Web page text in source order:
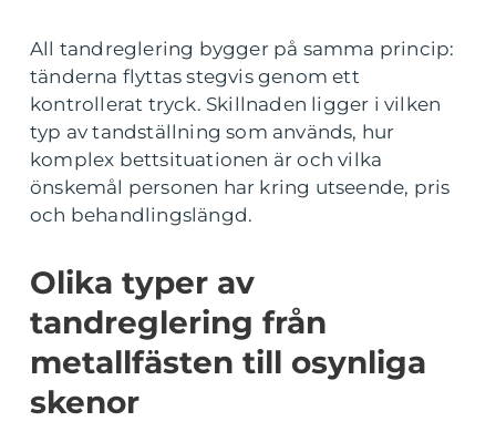
All tandreglering bygger på samma princip:
tänderna flyttas stegvis genom ett
kontrollerat tryck. Skillnaden ligger i vilken
typ av tandställning som används, hur
komplex bettsituationen är och vilka
önskemål personen har kring utseende, pris
och behandlingslängd.
Olika typer av
tandreglering från
metallfästen till osynliga
skenor